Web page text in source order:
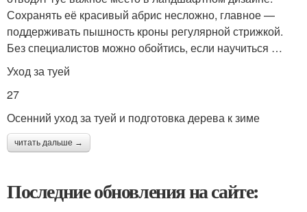
Сохранять её красивый абрис несложно, главное —
поддерживать пышность кроны регулярной стрижкой.
Без специалистов можно обойтись, если научиться …
Уход за туей
27
Осенний уход за туей и подготовка дерева к зиме
читать дальше →
Последние обновления на сайте: